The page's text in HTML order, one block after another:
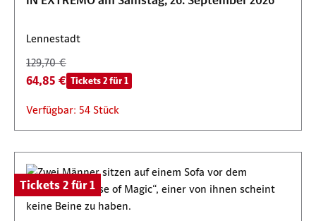
Lennestadt
129,70 €
64,85 € Tickets 2 für 1
Verfügbar: 54 Stück
Tickets 2 für 1